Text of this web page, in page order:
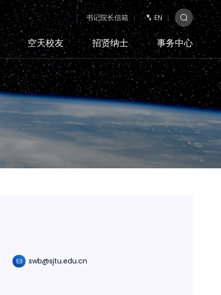
书记院长信箱 EN
空天校友 招贤纳士 事务中心
swb@sjtu.edu.cn